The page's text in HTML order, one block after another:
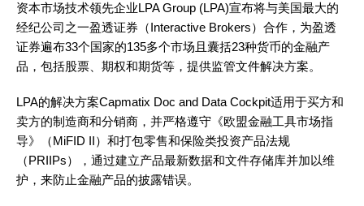
资本市场技术领先企业LPA Group (LPA)宣布将与美国最大的
经纪公司之一盈透证券（Interactive Brokers）合作，为盈透
证券遍布33个国家的135多个市场且囊括23种货币的金融产
品，包括股票、期权和期货等，提供监管文件解决方案。
LPA的解决方案Capmatix Doc and Data Cockpit适用于买方和
卖方的制造商和分销商，并严格遵守《欧盟金融工具市场指
导》（MiFID II）和打包零售和保险类投资产品法规
（PRIIPs），通过建立产品最新数据和文件存储库并加以维
护，来防止金融产品的披露错误。